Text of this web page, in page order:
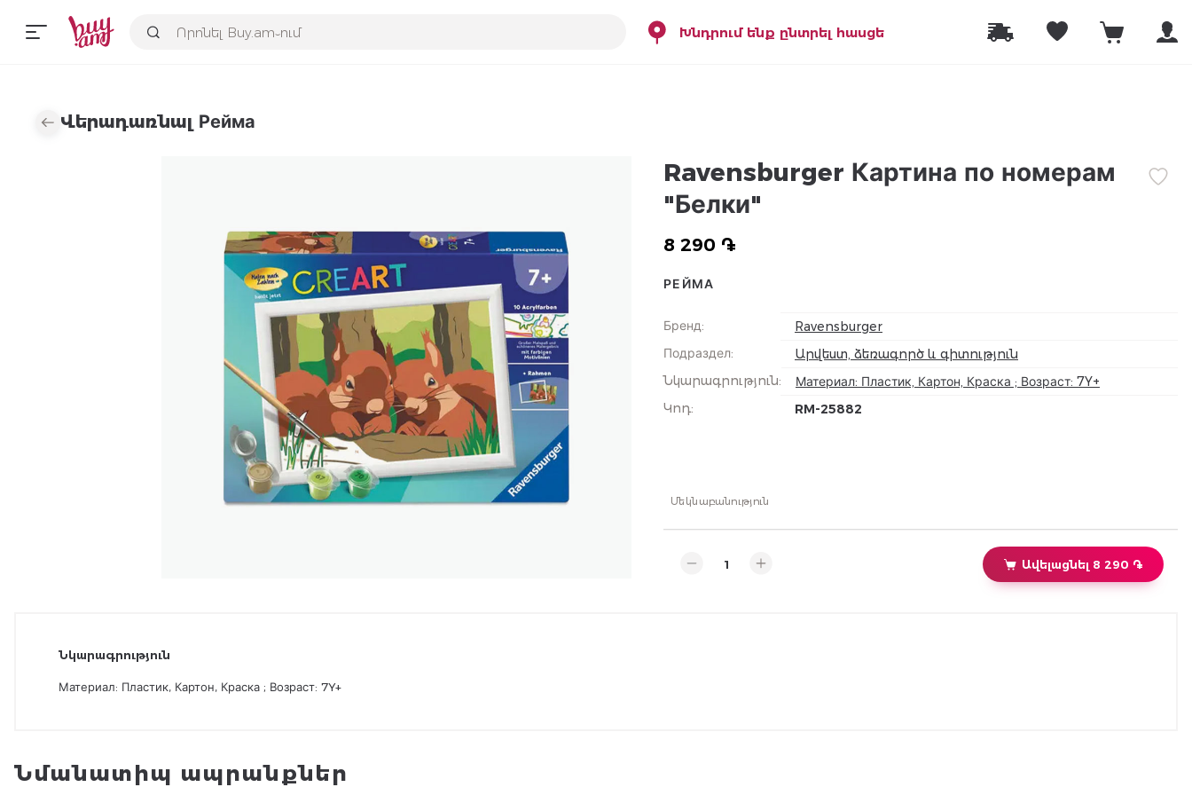
Խնդրում ենք ընտրել հասցե
Վերադառնալ Рейма
Ravensburger Картина по номерам
"Белки"
8 290 ֏
РЕЙМА
Бренд:
Ravensburger
Подраздел:
Արվեստ, ձեռագործ և գիտություն
Նկարագրություն:
Материал: Пластик, Картон, Краска ; Возраст: 7Y+
Կոդ: RM-25882
Մեկնաբանություն
Ավելացնել 8 290 ֏
Նկարագրություն
Материал: Пластик, Картон, Краска ; Возраст: 7Y+
Նմանատիպ ապրանքներ